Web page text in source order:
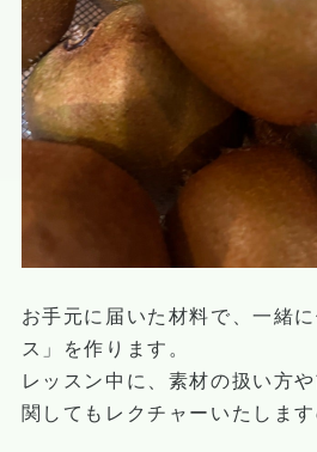
お手元に届いた材料で、一緒
ス」を作ります。
レッスン中に、素材の扱い方
関してもレクチャーいたしま